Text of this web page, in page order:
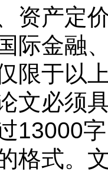
资产定
际金融
限于以
文必须
13000
格式。